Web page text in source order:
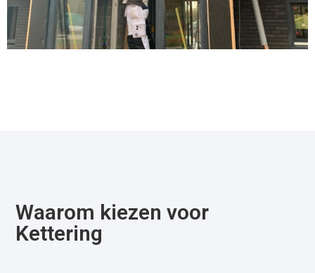
Waarom kiezen voor
Kettering